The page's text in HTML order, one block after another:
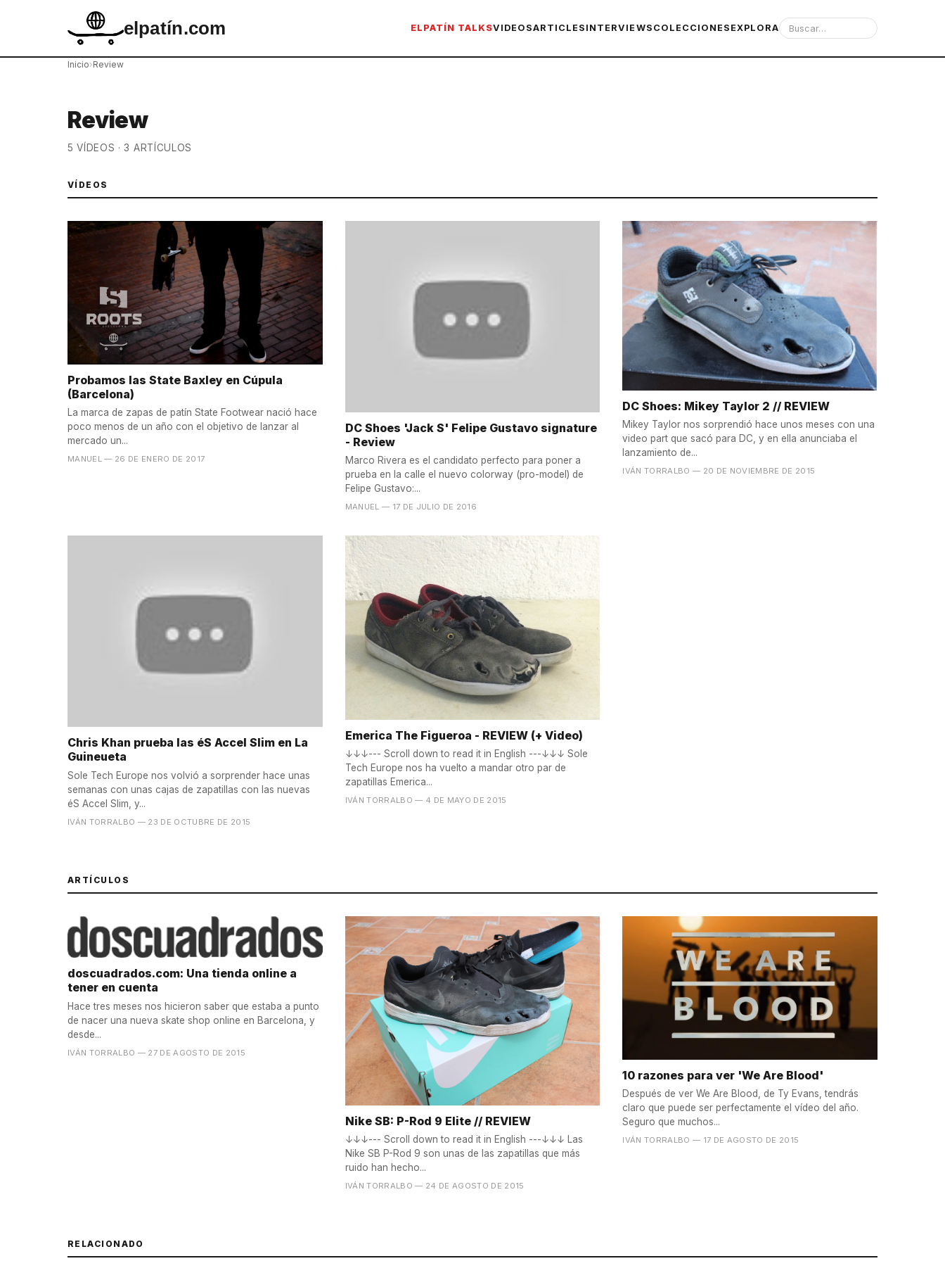
elpatín.com ELPATÍN TALKSVIDEOSARTICLES INTERVIEWS COLECCIONES EXPLORA
Inicio›Review
Review
5 VÍDEOS · 3 ARTÍCULOS
VÍDEOS
Probamos las State Baxley en Cúpula
(Barcelona)
La marca de zapas de patín State Footwear nació hace
poco menos de un año con el objetivo de lanzar al
mercado un...
MANUEL — 26 DE ENERO DE 2017
DC Shoes 'Jack S' Felipe Gustavo signature
- Review
Marco Rivera es el candidato perfecto para poner a
prueba en la calle el nuevo colorway (pro-model) de
Felipe Gustavo:...
MANUEL — 17 DE JULIO DE 2016
DC Shoes: Mikey Taylor 2 // REVIEW
Mikey Taylor nos sorprendió hace unos meses con una
video part que sacó para DC, y en ella anunciaba el
lanzamiento de...
IVÁN TORRALBO — 20 DE NOVIEMBRE DE 2015
Chris Khan prueba las éS Accel Slim en La
Guineueta
Sole Tech Europe nos volvió a sorprender hace unas
semanas con unas cajas de zapatillas con las nuevas
éS Accel Slim, y...
IVÁN TORRALBO — 23 DE OCTUBRE DE 2015
Emerica The Figueroa - REVIEW (+ Video)
↓↓↓--- Scroll down to read it in English ---↓↓↓ Sole
Tech Europe nos ha vuelto a mandar otro par de
zapatillas Emerica...
IVÁN TORRALBO — 4 DE MAYO DE 2015
ARTÍCULOS
doscuadrados.com: Una tienda online a
tener en cuenta
Hace tres meses nos hicieron saber que estaba a punto
de nacer una nueva skate shop online en Barcelona, y
desde...
IVÁN TORRALBO — 27 DE AGOSTO DE 2015
Nike SB: P-Rod 9 Elite // REVIEW
↓↓↓--- Scroll down to read it in English ---↓↓↓ Las
Nike SB P-Rod 9 son unas de las zapatillas que más
ruido han hecho...
IVÁN TORRALBO — 24 DE AGOSTO DE 2015
10 razones para ver 'We Are Blood'
Después de ver We Are Blood, de Ty Evans, tendrás
claro que puede ser perfectamente el vídeo del año.
Seguro que muchos...
IVÁN TORRALBO — 17 DE AGOSTO DE 2015
RELACIONADO